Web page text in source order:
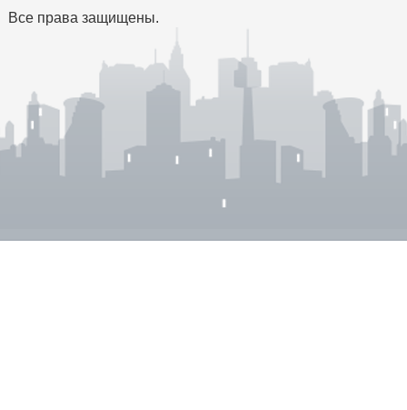
Все права защищены.